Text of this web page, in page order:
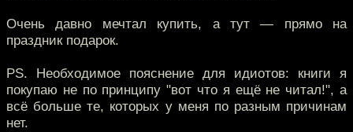
Очень давно мечтал купить, а тут — прямо на
праздник подарок.
PS. Необходимое пояснение для идиотов: книги я
покупаю не по принципу "вот что я ещё не читал!", а
всё больше те, которых у меня по разным причинам
нет.